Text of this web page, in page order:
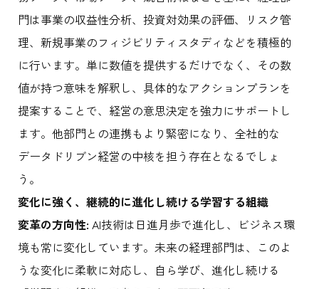
門は事業の収益性分析、投資対効果の評価、リスク管
理、新規事業のフィジビリティスタディなどを積極的
に行います。単に数値を提供するだけでなく、その数
値が持つ意味を解釈し、具体的なアクションプランを
提案することで、経営の意思決定を強力にサポートし
ます。他部門との連携もより緊密になり、全社的な
データドリブン経営の中核を担う存在となるでしょ
う。
変化に強く、継続的に進化し続ける学習する組織
変革の方向性: AI技術は日進月歩で進化し、ビジネス環
境も常に変化しています。未来の経理部門は、このよ
うな変化に柔軟に対応し、自ら学び、進化し続ける